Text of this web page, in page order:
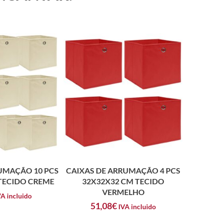
10 PCS
CREME
incluido
CAIXAS DE ARRUMAÇÃO 4 PCS
32X32X32 CM TECIDO
VERMELHO
51,08€ IVA incluido